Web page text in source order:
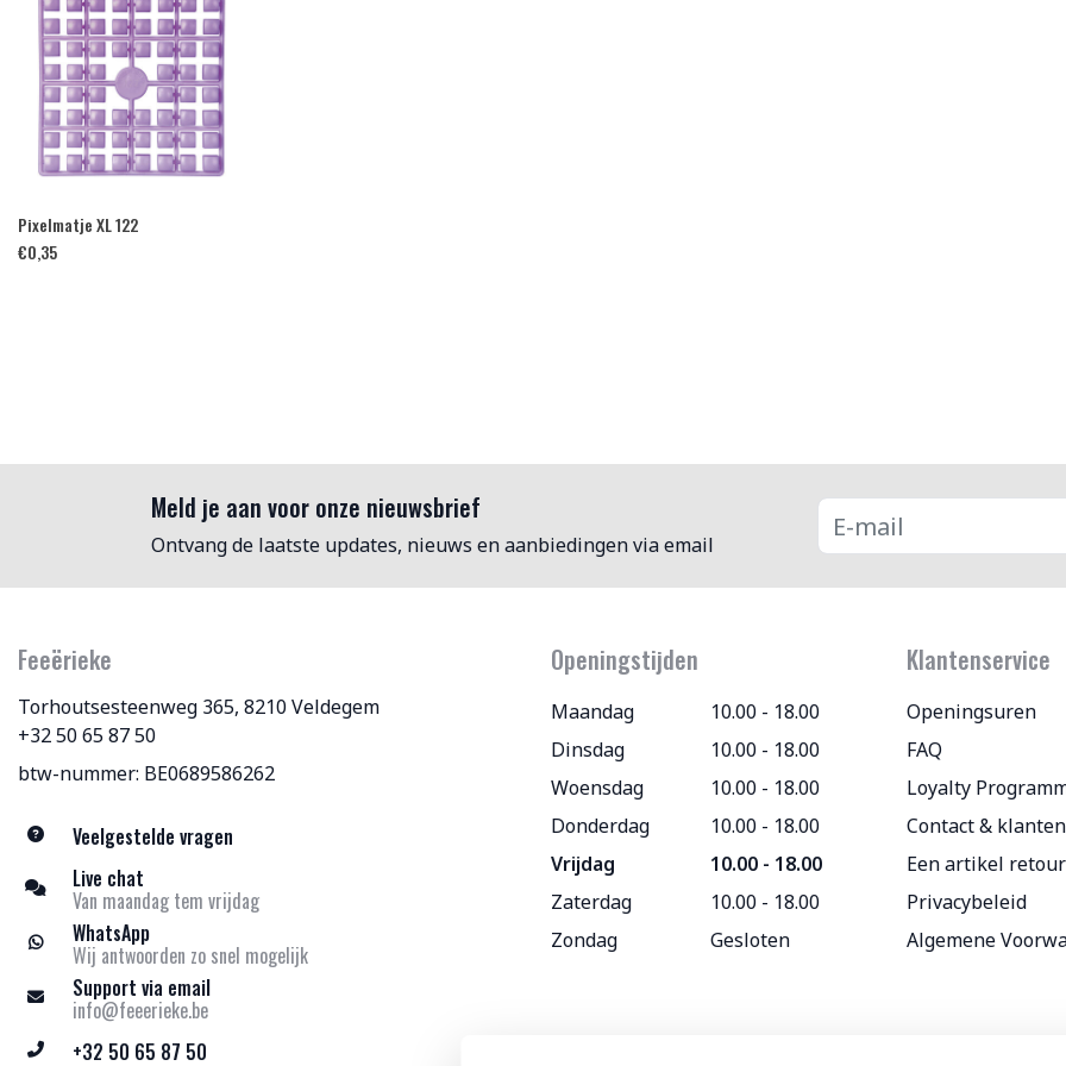
Pixelmatje XL 122
€0,35
Meld je aan voor onze nieuwsbrief
Ontvang de laatste updates, nieuws en aanbiedingen via email
Feeërieke
Torhoutsesteenweg 365, 8210 Veldegem
+32 50 65 87 50
btw-nummer: BE0689586262
Veelgestelde vragen
Live chat
Van maandag tem vrijdag
WhatsApp
Wij antwoorden zo snel mogelijk
Support via email
info@feeerieke.be
+32 50 65 87 50
Openingstijden
Maandag
10.00 - 18.00
Dinsdag
10.00 - 18.00
Woensdag
10.00 - 18.00
Donderdag
10.00 - 18.00
Vrijdag
10.00 - 18.00
Zaterdag
10.00 - 18.00
Zondag
Gesloten
Klantenservice
Openingsuren
FAQ
Loyalty
Contact &
Een artikel
Privacybeleid
Algemene